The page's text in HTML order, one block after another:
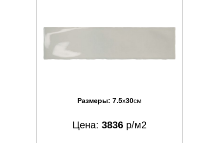
Размеры: 7.5x30см
Цена: 3836 р/м2